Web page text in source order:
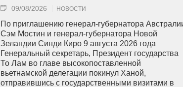
09/08/2026 НОВОСТИ
По приглашению генерал-губернатора
Сэм Мостин и генерал-губернатора Новой
Зеландии Синди Киро 9 августа 2026 года
Генеральный секретарь, Президент государства
То Лам во главе высокопоставленной
вьетнамской делегации покинул Ханой,
отправившись с государственными визитами в